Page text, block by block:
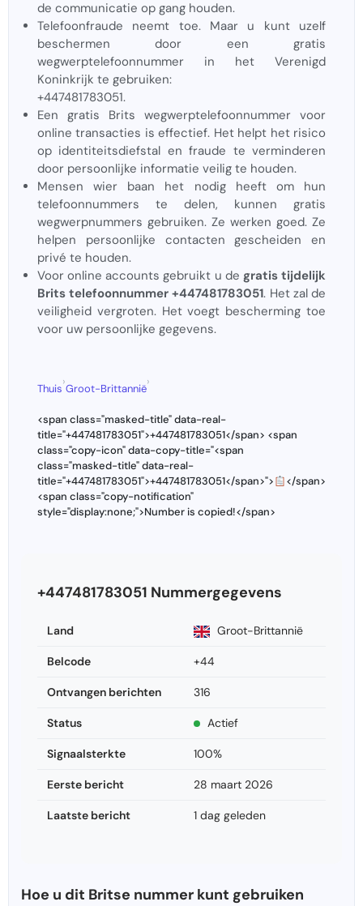
de communicatie op gang houden.
Telefoonfraude neemt toe. Maar u kunt uzelf
beschermen door een gratis
wegwerptelefoonnummer in het Verenigd
Koninkrijk te gebruiken:
+447481783051.
Een gratis Brits wegwerptelefoonnummer voor
online transacties is effectief. Het helpt het risico
op identiteitsdiefstal en fraude te verminderen
door persoonlijke informatie veilig te houden.
Mensen wier baan het nodig heeft om hun
telefoonnummers te delen, kunnen gratis
wegwerpnummers gebruiken. Ze werken goed. Ze
helpen persoonlijke contacten gescheiden en
privé te houden.
Voor online accounts gebruikt u de gratis tijdelijk
Brits telefoonnummer +447481783051. Het zal de
veiligheid vergroten. Het voegt bescherming toe
voor uw persoonlijke gegevens.
Thuis
›
Groot-Brittannië
›
<span class="masked-title" data-real-
title="+447481783051">+447481783051</span> <span
class="copy-icon" data-copy-title="<span
class="masked-title" data-real-
title="+447481783051">+447481783051</span>">
</span>
<span class="copy-notification"
style="display:none;">Number is copied!</span>
+447481783051 Nummergegevens
Land Groot-Brittannië
Belcode +44
Ontvangen berichten 316
Status Actief
Signaalsterkte 100%
Eerste bericht 28 maart 2026
Laatste bericht 1 dag geleden
Hoe u dit Britse nummer kunt gebruiken